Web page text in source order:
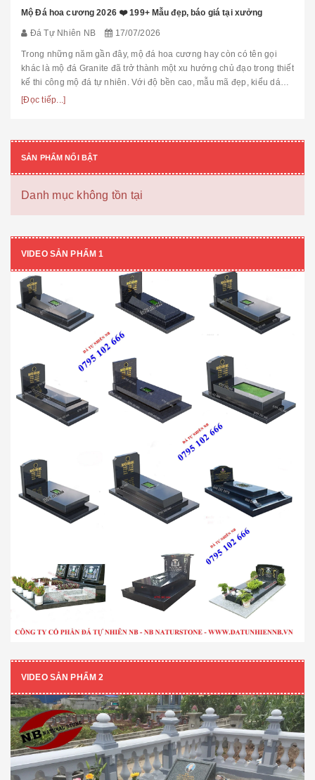
Mộ Đá hoa cương 2026 ❤️ 199+ Mẫu đẹp, báo giá tại xưởng
Đá Tự Nhiên NB 17/07/2026
Trong những năm gần đây, mộ đá hoa cương hay còn có tên gọi
khác là mộ đá Granite đã trở thành một xu hướng chủ đạo trong thiết
kế thi công mộ đá tự nhiên. Với độ bền cao, mẫu mã đẹp, kiểu dáng
hiệ...
[Đọc tiếp...]
SẢN PHẨM NỔI BẬT
Danh mục không tồn tại
VIDEO SẢN PHẨM 1
VIDEO SẢN PHẨM 2